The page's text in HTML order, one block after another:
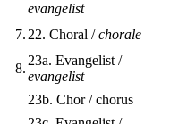
evangelist
7. 22. Choral /chorale
8.
23a. Evangelist /
evangelist
23b. Chor / chorus